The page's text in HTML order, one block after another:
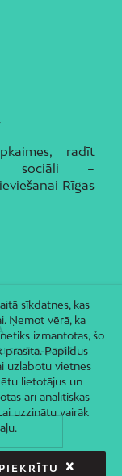
radīt
sociāli –
Rīgas
savā e-pastā!
sīkdatnes, kas
Ņemot vērā, ka
izmantotas, šo
prasīta. Papildus
uzlabotu vietnes
lietotājus un
arī analītiskās
uzzinātu vairāk